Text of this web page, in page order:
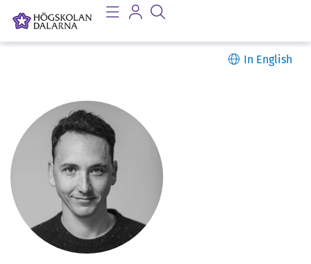
In English